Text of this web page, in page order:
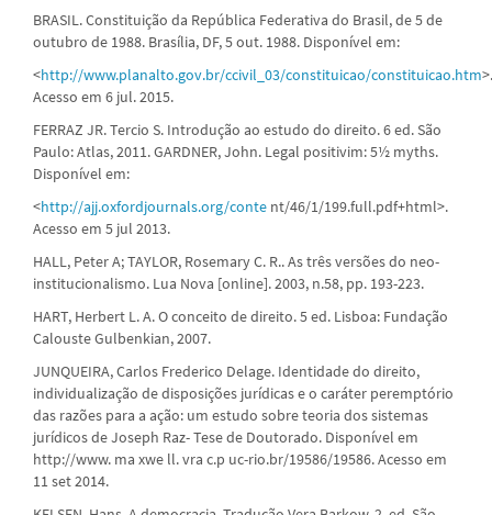
BRASIL. Constituição da República Federativa do Brasil, de 5 de
outubro de 1988. Brasília, DF, 5 out. 1988. Disponível em:
<http://www.planalto.gov.br/ccivil_03/constituicao/constituicao.htm>.
Acesso em 6 jul. 2015.
FERRAZ JR. Tercio S. Introdução ao estudo do direito. 6 ed. São
Paulo: Atlas, 2011. GARDNER, John. Legal positivim: 5½ myths.
Disponível em:
<http://ajj.oxfordjournals.org/conte nt/46/1/199.full.pdf+html>.
Acesso em 5 jul 2013.
HALL, Peter A; TAYLOR, Rosemary C. R.. As três versões do neo-
institucionalismo. Lua Nova [online]. 2003, n.58, pp. 193-223.
HART, Herbert L. A. O conceito de direito. 5 ed. Lisboa: Fundação
Calouste Gulbenkian, 2007.
JUNQUEIRA, Carlos Frederico Delage. Identidade do direito,
individualização de disposições jurídicas e o caráter peremptório
das razões para a ação: um estudo sobre teoria dos sistemas
jurídicos de Joseph Raz- Tese de Doutorado. Disponível em
http://www. ma xwe ll. vra c.p uc-rio.br/19586/19586. Acesso em
11 set 2014.